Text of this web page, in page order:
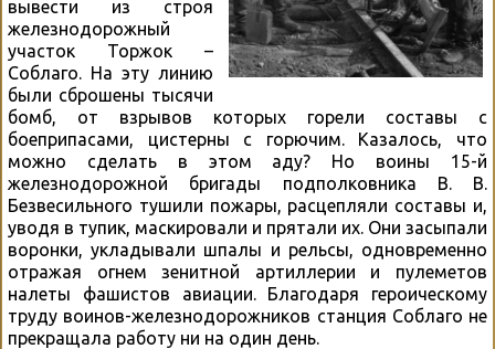
вывести из строя
железнодорожный
участок Торжок –
Соблаго. На эту линию
были сброшены тысячи
бомб, от взрывов которых горели составы с
боеприпасами, цистерны с горючим. Казалось, что
можно сделать в этом аду? Но воины 15-й
железнодорожной бригады подполковника В. В.
Безвесильного тушили пожары, расцепляли составы и,
уводя в тупик, маскировали и прятали их. Они засыпали
воронки, укладывали шпалы и рельсы, одновременно
отражая огнем зенитной артиллерии и пулеметов
налеты фашистов авиации. Благодаря героическому
труду воинов-железнодорожников станция Соблаго не
прекращала работу ни на один день.